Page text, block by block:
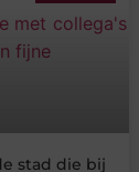
stad die bij